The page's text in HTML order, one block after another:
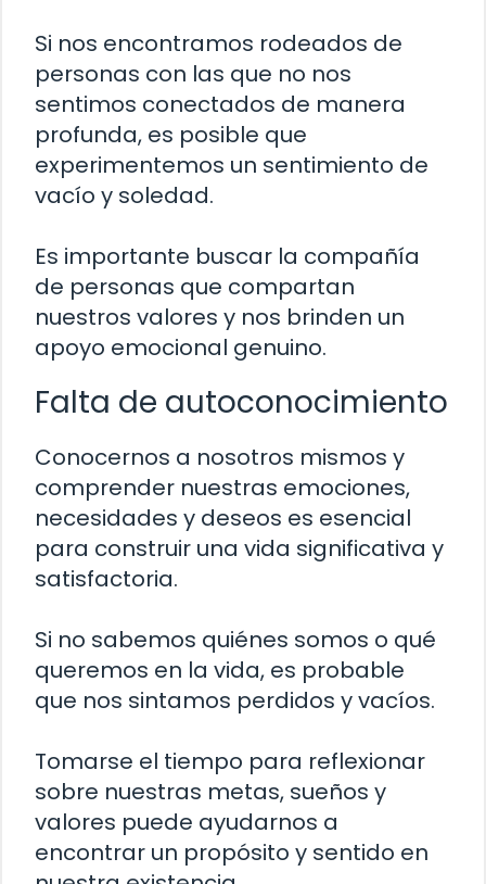
Si nos encontramos rodeados de
personas con las que no nos
sentimos conectados de manera
profunda, es posible que
experimentemos un sentimiento de
vacío y soledad.
Es importante buscar la compañía
de personas que compartan
nuestros valores y nos brinden un
apoyo emocional genuino.
Falta de autoconocimiento
Conocernos a nosotros mismos y
comprender nuestras emociones,
necesidades y deseos es esencial
para construir una vida significativa y
satisfactoria.
Si no sabemos quiénes somos o qué
queremos en la vida, es probable
que nos sintamos perdidos y vacíos.
Tomarse el tiempo para reflexionar
sobre nuestras metas, sueños y
valores puede ayudarnos a
encontrar un propósito y sentido en